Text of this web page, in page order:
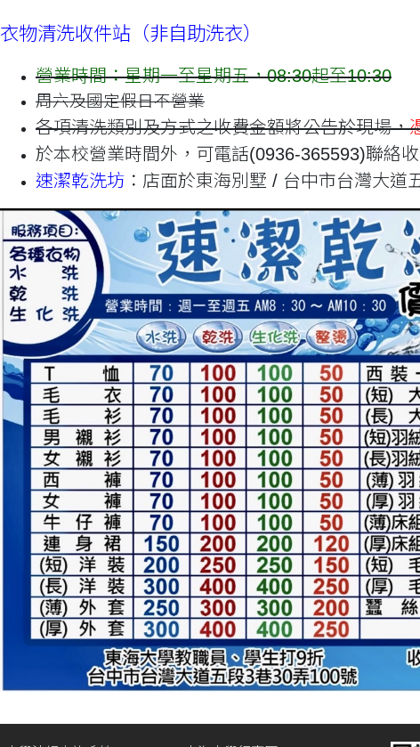
衣物清洗收件站（非自助洗衣）
營業時間：星期一至星期五，08:30起至10:30
周六及國定假日不營業
各項清洗類別及方式之收費金額將公告於現場，
於本校營業時間外，可電話(0936-365593)聯絡收
速潔乾洗坊 ：店面於東海別墅 / 台中市台灣大道